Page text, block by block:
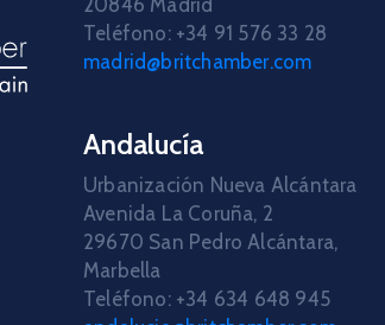
20846 Madrid
Teléfono: +34 91 576 33 28
madrid@britchamber.com
Andalucía
Urbanización Nueva Alcántara
Avenida La Coruña, 2
29670 San Pedro Alcántara,
Marbella
Teléfono: +34 634 648 945